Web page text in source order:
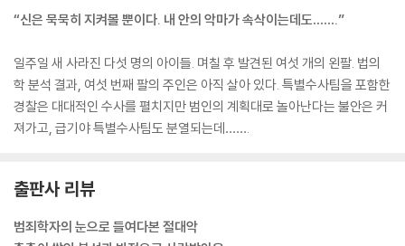
어갔다.
--- p.182
도대체 앨버트는 누구일까? 그는 다른 사람들과 다를 바 없는─왜냐하면
그게 사실이었기 때문이다. 그는 괴물도, 그림자도 아니었다─평범한 소시
민으로 지금 이 시각에도 아무렇지 않게 이 세상을 살아가고 있다. 슈퍼에
는 사람들을 만나고 다닌다
“신은 묵묵히 지켜볼 뿐이다. 내 안의 악마가 속삭이는데도…….”
일주일 새 사라진 다섯 명의 아이들. 며칠 후 발견된 여섯 개의 왼팔. 법의
학 분석 결과, 여섯 번째 팔의 주인은 아직 살아 있다. 특별수사팀을 포함한
경찰은 대대적인 수사를 펼치지만 범인의 계획대로 놀아난다는 불안은 커
져가고, 급기야 특별수사팀도 분열되는데…….
출판사 리뷰
범죄학자의 눈으로 들여다본 절대악